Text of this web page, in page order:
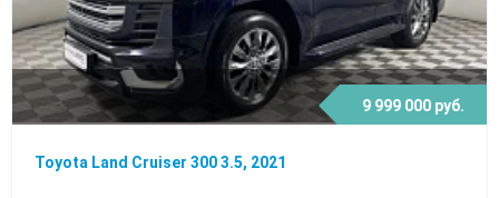
9 999 000 руб.
Toyota Land Cruiser 300 3.5, 2021